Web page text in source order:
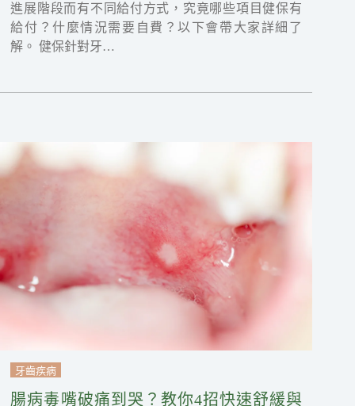
進展階段而有不同給付方式，究竟哪些項目健保有
給付？什麼情況需要自費？以下會帶大家詳細了
解。 健保針對牙…
牙齒疾病
腸病毒嘴破痛到哭？教你4招快速舒緩與